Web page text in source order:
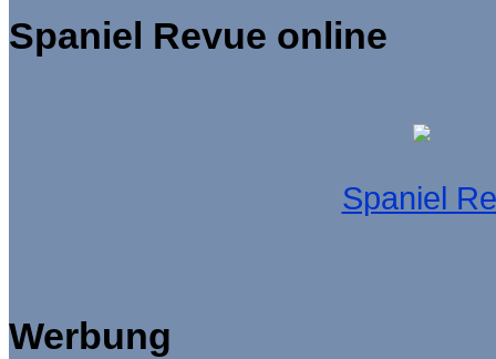
Spaniel Revue online
Spaniel
Werbung